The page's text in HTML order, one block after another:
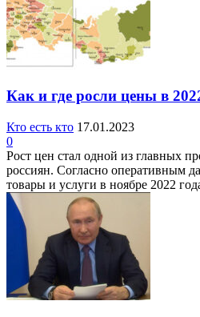
Как и где росли цены в
Кто есть кто 17.01.2023
0
Рост цен стал одной из главных
россиян. Согласно оперативным
товары и услуги в ноябре 2022